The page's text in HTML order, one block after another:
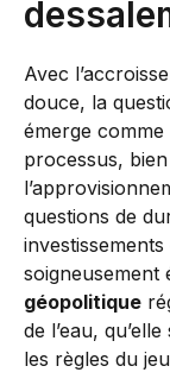
Avec
douce, la
émerge
processus,
questions de
soigneusement
géopolitique
de l’eau,
les règles du